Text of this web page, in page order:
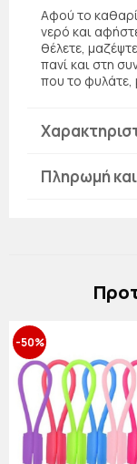
Αφού το
νερό και
θέλετε,
πανί και στη
που το φυλάτε,
Πληρωμή
-50%